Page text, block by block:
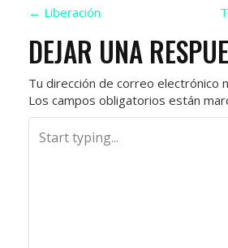
N
A
V
E
← Liberación
DEJAR UNA
Tu dirección de correo electrónico
Los campos obligatorios están